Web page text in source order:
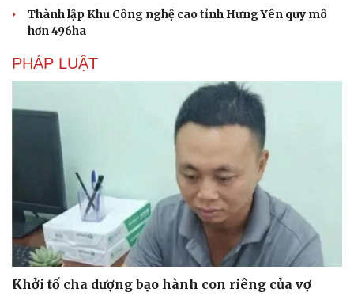
Văn học
Âm nhạc
Thời trang
Thành lập Khu Công nghệ cao tỉnh Hưng Yên quy mô
hơn 496ha
PHÁP LUẬT
Khởi tố cha dượng bạo hành con riêng của vợ